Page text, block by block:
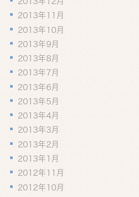
2013年11月
2013年10月
2013年9月
2013年8月
2013年7月
2013年6月
2013年5月
2013年4月
2013年3月
2013年2月
2013年1月
2012年11月
2012年10月